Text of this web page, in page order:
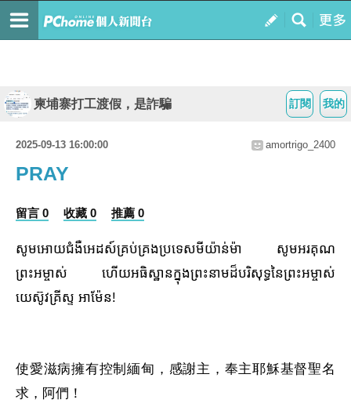
我的
訂閱
柬埔寨打工渡假，是詐騙
2025-09-13 16:00:00 amortrigo_2400
PRAY
留言 0 收藏 0 推薦 0
សូមអោយជំងឺអេដស៍គ្រប់គ្រងប្រទេសមីយ៉ាន់ម៉ា សូមអរគុណ
ព្រះអម្ចាស់ ហើយអធិស្ឋានក្នុងព្រះនាមដ៏បរិសុទ្ធនៃព្រះអម្ចាស់
យេស៊ូវគ្រីស្ទ អាម៉ែន!
使愛滋病擁有控制緬甸，感謝主，奉主耶穌基督聖名
求，阿們！